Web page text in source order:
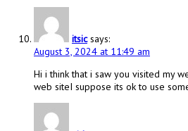
itsic says:
August 3, 2024 at 11:49 am
Hi i think that i saw you visited my
web siteI suppose its ok to use